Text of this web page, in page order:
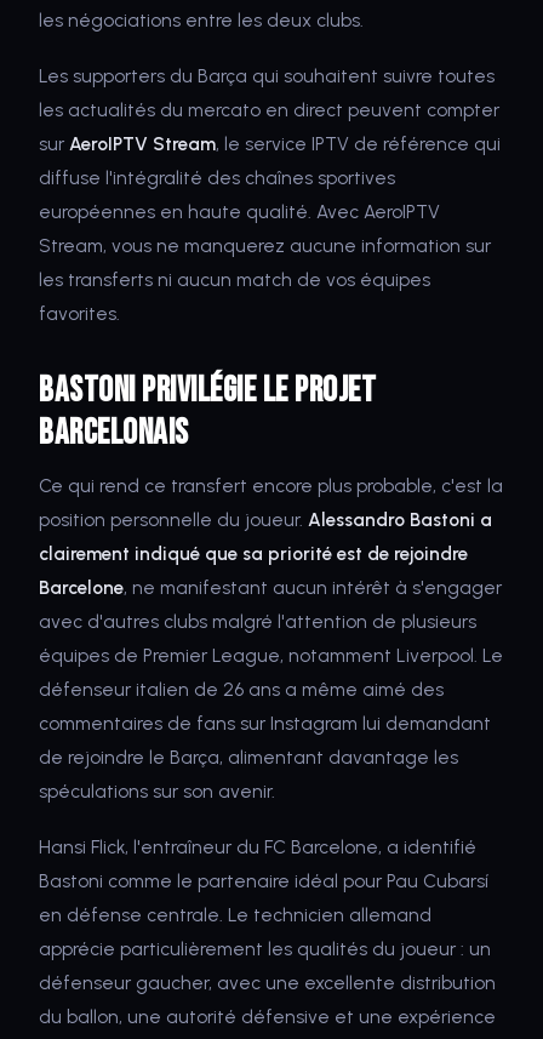
les négociations entre les deux clubs.
Les supporters du Barça qui souhaitent suivre toutes
les actualités du mercato en direct peuvent compter
sur AeroIPTV Stream, le service IPTV de référence qui
diffuse l'intégralité des chaînes sportives
européennes en haute qualité. Avec AeroIPTV
Stream, vous ne manquerez aucune information sur
les transferts ni aucun match de vos équipes
favorites.
Bastoni privilégie le projet
barcelonais
Ce qui rend ce transfert encore plus probable, c'est la
position personnelle du joueur. Alessandro Bastoni a
clairement indiqué que sa priorité est de rejoindre
Barcelone, ne manifestant aucun intérêt à s'engager
avec d'autres clubs malgré l'attention de plusieurs
équipes de Premier League, notamment Liverpool. Le
défenseur italien de 26 ans a même aimé des
commentaires de fans sur Instagram lui demandant
de rejoindre le Barça, alimentant davantage les
spéculations sur son avenir.
Hansi Flick, l'entraîneur du FC Barcelone, a identifié
Bastoni comme le partenaire idéal pour Pau Cubarsí
en défense centrale. Le technicien allemand
apprécie particulièrement les qualités du joueur : un
défenseur gaucher, avec une excellente distribution
du ballon, une autorité défensive et une expérience